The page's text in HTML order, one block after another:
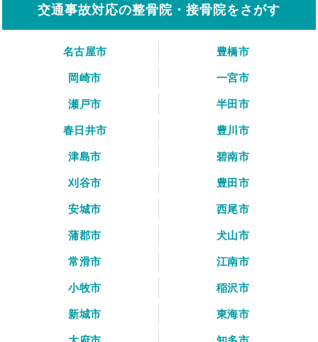
交通事故対応の整骨院・接骨院をさがす
名古屋市
豊橋市
岡崎市
一宮市
瀬戸市
半田市
春日井市
豊川市
津島市
碧南市
刈谷市
豊田市
安城市
西尾市
蒲郡市
犬山市
常滑市
江南市
小牧市
稲沢市
新城市
東海市